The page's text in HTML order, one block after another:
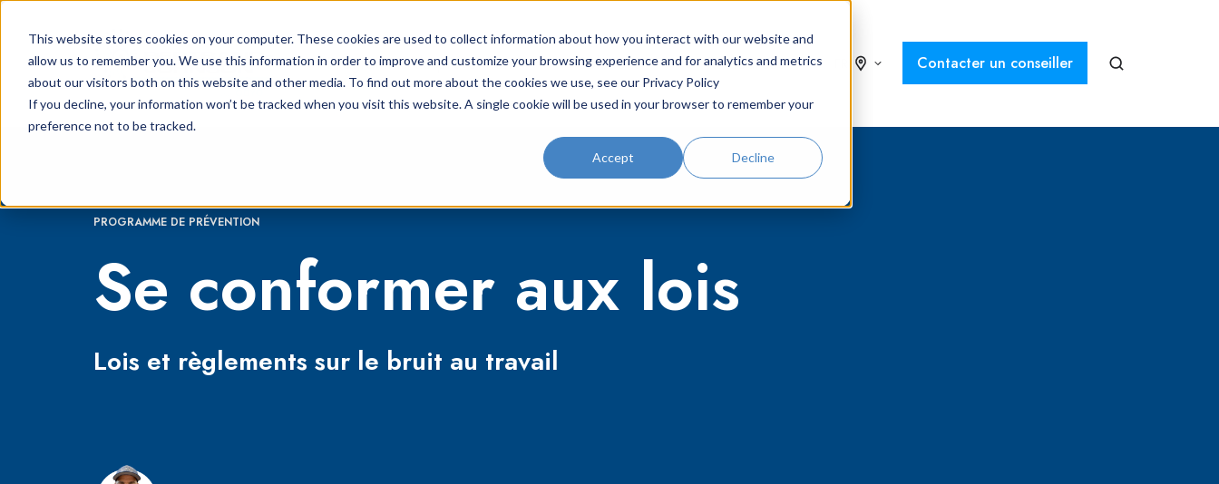
This website stores cookies on your computer. These cookies are used to collect information about how you interact with our website and
allow us to remember you. We use this information in order to improve and customize your browsing experience and for analytics and metrics
about our visitors both on this website and other media. To find out more about the cookies we use, see our Privacy Policy
If you decline, your information won’t be tracked when you visit this website. A single cookie will be used in your browser to remember your
preference not to be tracked.
Accept Decline
Programme de prévention Solutions Ressources Contacter un conseiller
PROGRAMME DE PRÉVENTION
Se conformer aux lois
Lois et règlements sur le bruit au travail